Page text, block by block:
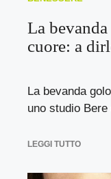
La
cuore: a
La bevanda
uno studio
LEGGI TUTTO